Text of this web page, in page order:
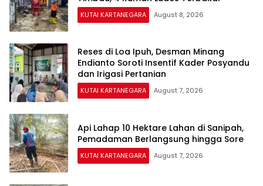
KUTAI KARTANEGARA August 8, 2026
Reses di Loa Ipuh, Desman Minang
Endianto Soroti Insentif Kader Posyandu
dan Irigasi Pertanian
KUTAI KARTANEGARA August 7, 2026
Api Lahap 10 Hektare Lahan di Sanipah,
Pemadaman Berlangsung hingga Sore
KUTAI KARTANEGARA August 7, 2026